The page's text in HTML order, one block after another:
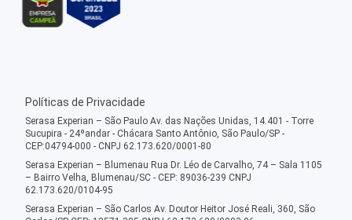
Políticas de Privacidade
Serasa Experian – São Paulo Av. das Nações Unidas, 14.401 - Torre
Sucupira - 24ºandar - Chácara Santo Antônio, São Paulo/SP -
CEP:04794-000 - CNPJ 62.173.620/0001-80
Serasa Experian – Blumenau Rua Dr. Léo de Carvalho, 74 – Sala 1105
– Bairro Velha, Blumenau/SC - CEP: 89036-239 CNPJ
62.173.620/0104-95
Serasa Experian – São Carlos Av. Doutor Heitor José Reali, 360, São